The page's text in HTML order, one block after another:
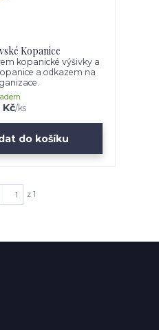
Kopanice
kopanické výšivky a
a odkazem na
Kč/ks
do košíku
z 1